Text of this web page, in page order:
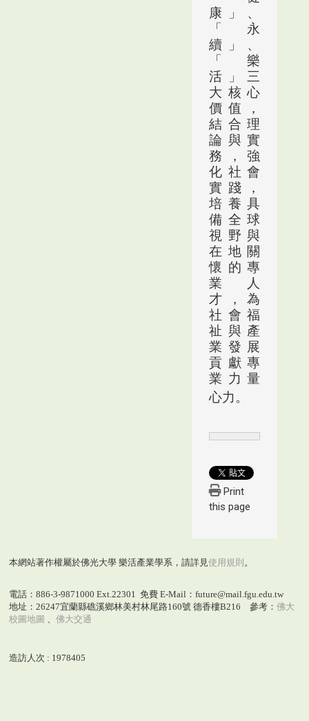
康」、
「永
續」、
「樂
活」三
大核心
價值
，
結合理
論與實
務，強
化社會
實踐，
培養具
備全球
視野與
在地關
懷的專
業人
才，為
社會福
祉與產
業發展
貢獻專
業力量
心力。
Print
this page
本網站著作權屬於佛光大學 樂活產業學系，請詳見 使用規則 。
電話：886-3-9871000 Ext.22301 免費 E-Mail：future@mail.fgu.edu.tw
地址：26247宜蘭縣礁溪鄉林美村林尾路160號 德香樓B216 參考： 佛大
校圖地圖
佛大交通
造訪人次 : 1978405